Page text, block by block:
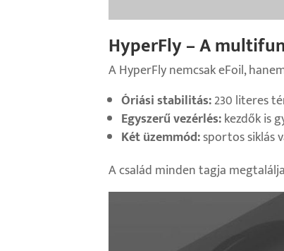
HyperFly – A
A HyperFly nemcsak eFoil,
Óriási stabilitás:230 literes
Egyszerű vezérlés:kezdők is
Két üzemmód:sportos siklás
A család minden tagja